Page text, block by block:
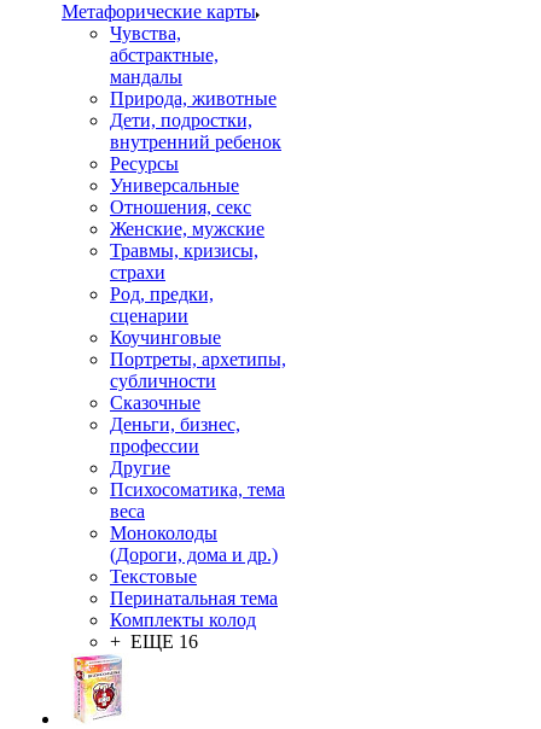
Mетафорические карты
Чувства,
абстрактные,
мандалы
Природа, животные
Дети, подростки,
внутренний ребенок
Ресурсы
Универсальные
Отношения, секс
Женские, мужские
Травмы, кризисы,
страхи
Род, предки,
сценарии
Коучинговые
Портреты, архетипы,
субличности
Сказочные
Деньги, бизнес,
профессии
Другие
Психосоматика, тема
веса
Моноколоды
(Дороги, дома и др.)
Текстовые
Перинатальная тема
Комплекты колод
+ ЕЩЕ 16